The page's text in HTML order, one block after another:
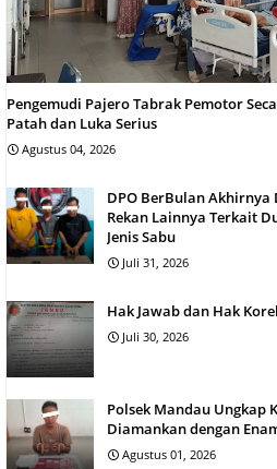
Pengemudi Pajero Tabrak Pemotor
Patah dan Luka Serius
Agustus 04, 2026
DPO BerBulan
Rekan Lainnya Terkait
Jenis Sabu
Juli 31, 2026
Hak Jawab dan Hak
Juli 30, 2026
Polsek Mandau Ungkap
Diamankan dengan
Agustus 01, 2026